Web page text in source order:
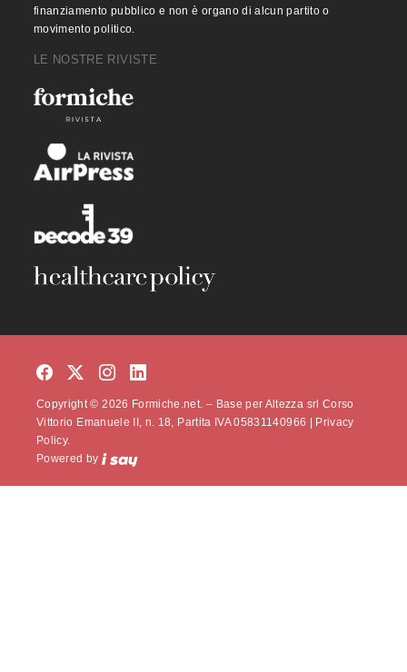
finanziamento pubblico e non è organo di alcun partito o
movimento politico.
LE NOSTRE RIVISTE
Copyright © 2026 Formiche.net. – Base per Altezza srl Corso
Vittorio Emanuele II, n. 18, Partita IVA 05831140966 |
Privacy
Policy.
Powered by